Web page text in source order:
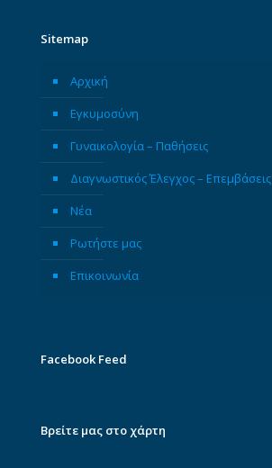
Sitemap
Αρχική
Εγκυμοσύνη
Γυναικολογία – Παθήσεις
Διαγνωστικός Έλεγχος – Επεμβάσεις
Νέα
Ρωτήστε μας
Επικοινωνία
Facebook Feed
Βρείτε μας στο χάρτη